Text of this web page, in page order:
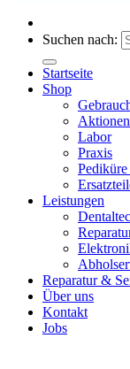
Suchen nach:
Startseite
Shop
Aktionen
Labor
Praxis
Leistungen
Reparatur &
Über uns
Kontakt
Jobs